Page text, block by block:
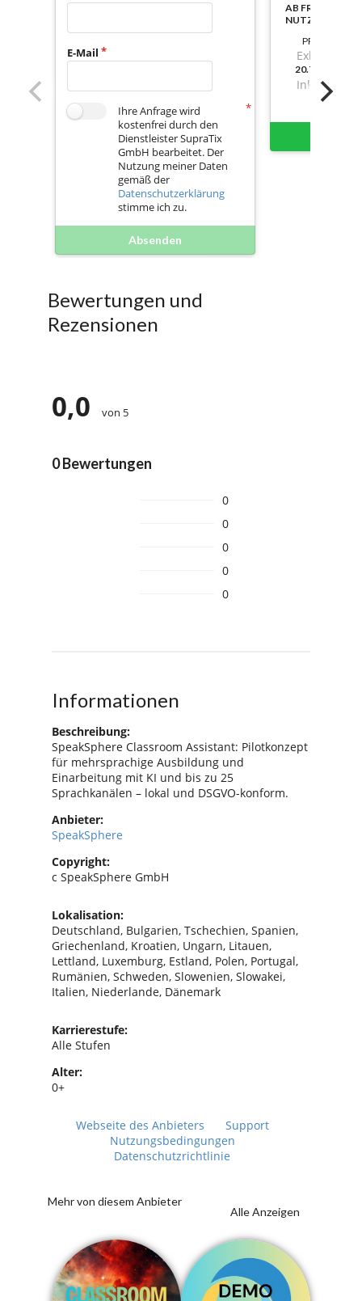
E-Mail
Ihre Anfrage wird
kostenfrei durch den
Dienstleister SupraTix
GmbH bearbeitet. Der
Nutzung meiner Daten
gemäß der
Datenschutzerklärung
stimme ich zu.
Absenden
AB
NUTZBAR
PREIS
Exkl. Mwst.
Inkl. Mwst.
Bewertungen und
Rezensionen
0,0 von 5
0 Bewertungen
0
0
0
0
0
Informationen
Beschreibung:
SpeakSphere Classroom Assistant: Pilotkonzept
für mehrsprachige Ausbildung und
Einarbeitung mit KI und bis zu 25
Sprachkanälen – lokal und DSGVO-konform.
Anbieter:
SpeakSphere
Copyright:
c SpeakSphere GmbH
Lokalisation:
Deutschland, Bulgarien, Tschechien, Spanien,
Griechenland, Kroatien, Ungarn, Litauen,
Lettland, Luxemburg, Estland, Polen, Portugal,
Rumänien, Schweden, Slowenien, Slowakei,
Italien, Niederlande, Dänemark
Karrierestufe:
Alle Stufen
Alter:
0+
Webseite des Anbieters
Support
Nutzungsbedingungen
Datenschutzrichtlinie
Mehr von diesem Anbieter
Alle Anzeigen